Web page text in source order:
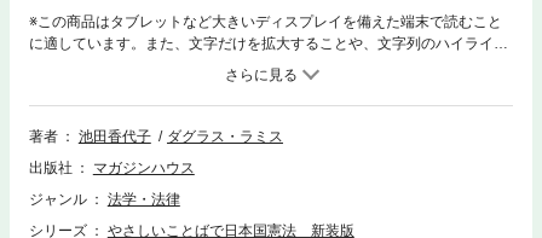
※この商品はタブレットなど大きいディスプレイを備えた端末で読むこと
に適しています。また、文字だけを拡大することや、文字列のハイライ
ト、検索、辞書の参照、引用などの機能が使用できません。よめる、わか
る、かんがえる！「英文憲法」を新訳で読もう。一般には知られていない
英文日本国憲法に照らし合わせ、すべての人が読んで理解できるように憲
法のエッセンスを「新訳」！国民主権、世界平和、人権・・・についての
え、「世界がもし100人の村だったら」を世に出した池田香代子からのメ
ッセージ、Ｃ.ダグラス・ラミスによる解説も収録。
著者 池田香代子
ダグラス・ラミス
出版社
マガジンハウス
ジャンル
法学・法律
シリーズ
やさしいことばで日本国憲法 新装版